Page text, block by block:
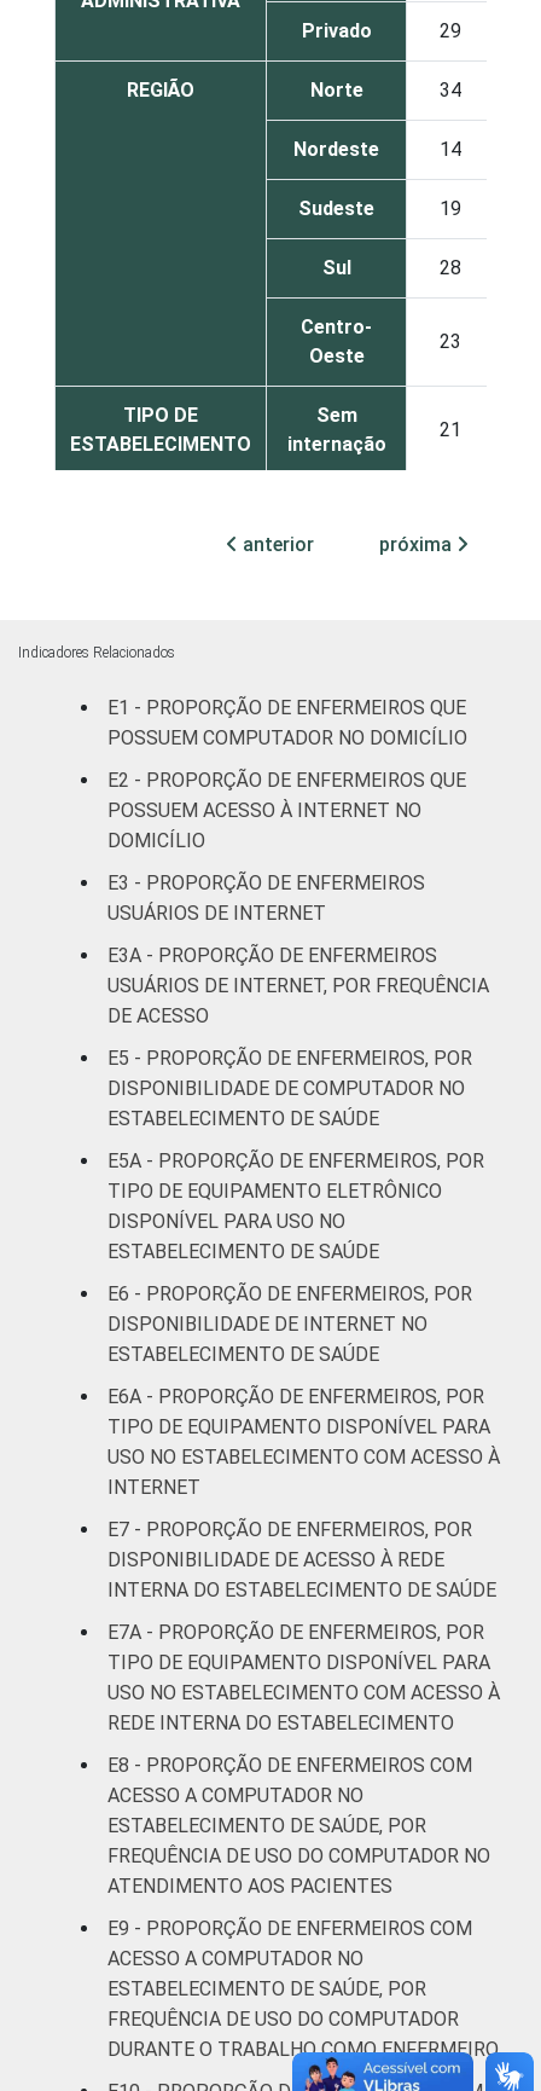
Privado 29
REGIÃO Norte 34
Nordeste 14
Sudeste 19
Sul 28
Centro-
Oeste
23
TIPO DE
ESTABELECIMENTO
Sem
internação
21
internação
20
mais de 50
leitos
classificado
FAIXA ETÁRIA Até 30 anos
31 a 40
anos
mais
12
LOCALIZAÇÃO Capital
Interior
Base: 278.004 enfermeiros com acesso a
Respostas estimuladas. Dados coletados
entre novembro de 2015 e junho de 2016.
Considera-se computador os seguintes
equipamentos: computador de mesa,
notebook, netbook e tablet.
anterior próxima
Indicadores Relacionados
E1 - PROPORÇÃO DE ENFERMEIROS QUE
POSSUEM COMPUTADOR NO DOMICÍLIO
E2 - PROPORÇÃO DE ENFERMEIROS QUE
POSSUEM ACESSO À INTERNET NO
DOMICÍLIO
E3 - PROPORÇÃO DE ENFERMEIROS
USUÁRIOS DE INTERNET
E3A - PROPORÇÃO DE ENFERMEIROS
USUÁRIOS DE INTERNET, POR FREQUÊNCIA
DE ACESSO
E5 - PROPORÇÃO DE ENFERMEIROS, POR
DISPONIBILIDADE DE COMPUTADOR NO
ESTABELECIMENTO DE SAÚDE
E5A - PROPORÇÃO DE ENFERMEIROS, POR
TIPO DE EQUIPAMENTO ELETRÔNICO
DISPONÍVEL PARA USO NO
ESTABELECIMENTO DE SAÚDE
E6 - PROPORÇÃO DE ENFERMEIROS, POR
DISPONIBILIDADE DE INTERNET NO
ESTABELECIMENTO DE SAÚDE
E6A - PROPORÇÃO DE ENFERMEIROS, POR
TIPO DE EQUIPAMENTO DISPONÍVEL PARA
USO NO ESTABELECIMENTO COM ACESSO À
INTERNET
E7 - PROPORÇÃO DE ENFERMEIROS, POR
DISPONIBILIDADE DE ACESSO À REDE
INTERNA DO ESTABELECIMENTO DE SAÚDE
E7A - PROPORÇÃO DE ENFERMEIROS, POR
TIPO DE EQUIPAMENTO DISPONÍVEL PARA
USO NO ESTABELECIMENTO COM ACESSO À
REDE INTERNA DO ESTABELECIMENTO
E8 - PROPORÇÃO DE ENFERMEIROS COM
ACESSO A COMPUTADOR NO
ESTABELECIMENTO DE SAÚDE, POR
FREQUÊNCIA DE USO DO COMPUTADOR NO
ATENDIMENTO AOS PACIENTES
E9 - PROPORÇÃO DE ENFERMEIROS COM
ACESSO A COMPUTADOR NO
ESTABELECIMENTO DE SAÚDE, POR
FREQUÊNCIA DE USO DO COMPUTADOR
DURANTE O TRABALHO COMO ENFERMEIRO